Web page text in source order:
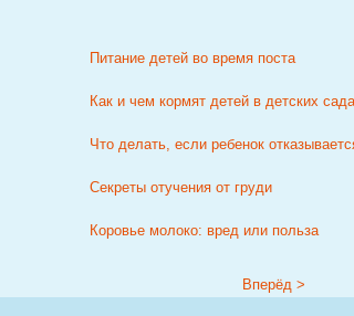
Питание детей во время поста
Как и чем кормят детей в детских
Что делать, если ребенок
Секреты отучения от груди
Коровье молоко: вред или польза
Вперёд >